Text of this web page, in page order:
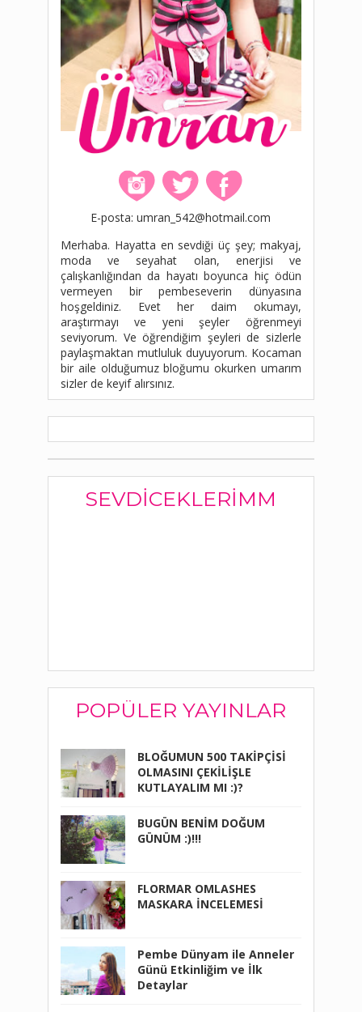
E-posta: umran_542@hotmail.com
Merhaba. Hayatta en sevdiği üç şey; makyaj,
moda ve seyahat olan, enerjisi ve
çalışkanlığından da hayatı boyunca hiç ödün
vermeyen bir pembeseverin dünyasına
hoşgeldiniz. Evet her daim okumayı,
araştırmayı ve yeni şeyler öğrenmeyi
seviyorum. Ve öğrendiğim şeyleri de sizlerle
paylaşmaktan mutluluk duyuyorum. Kocaman
bir aile olduğumuz bloğumu okurken umarım
sizler de keyif alırsınız.
SEVDICEKLERIMM
POPÜLER YAYINLAR
BLOĞUMUN 500 TAKİPÇİSİ
OLMASINI ÇEKİLİŞLE
KUTLAYALIM MI :)?
BUGÜN BENİM DOĞUM
GÜNÜM :)!!!
FLORMAR OMLASHES
MASKARA İNCELEMESİ
Pembe Dünyam ile Anneler
Günü Etkinliğim ve İlk
Detaylar